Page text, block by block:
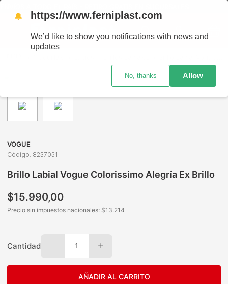
VOGUE
Código: 8237051
Brillo Labial Vogue Colorissimo Alegría Ex Brillo
$15.990,00
Precio sin impuestos nacionales: $13.214
Cantidad 1
AÑADIR AL CARRITO
🔔 https://www.ferniplast.com
We’d like to show you notifications with news and
updates
No, thanks Allow